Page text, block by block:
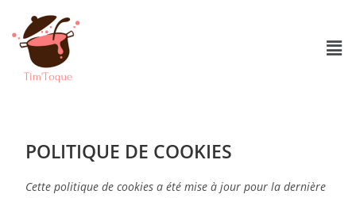
POLITIQUE DE COOKIES
Cette politique de cookies a été mise à jour pour la dernière